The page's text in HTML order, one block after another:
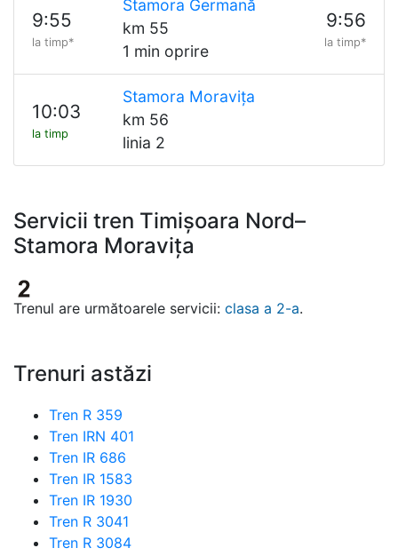
9:55
la timp*
Stamora Germană
km 55
1 min oprire
9:56
la timp*
10:03
la timp
Stamora Moravița
km 56
linia 2
Servicii tren Timișoara Nord–
Stamora Moravița
Trenul are următoarele servicii: clasa a 2-a.
Trenuri astăzi
Tren R 359
Tren IRN 401
Tren IR 686
Tren IR 1583
Tren IR 1930
Tren R 3041
Tren R 3084